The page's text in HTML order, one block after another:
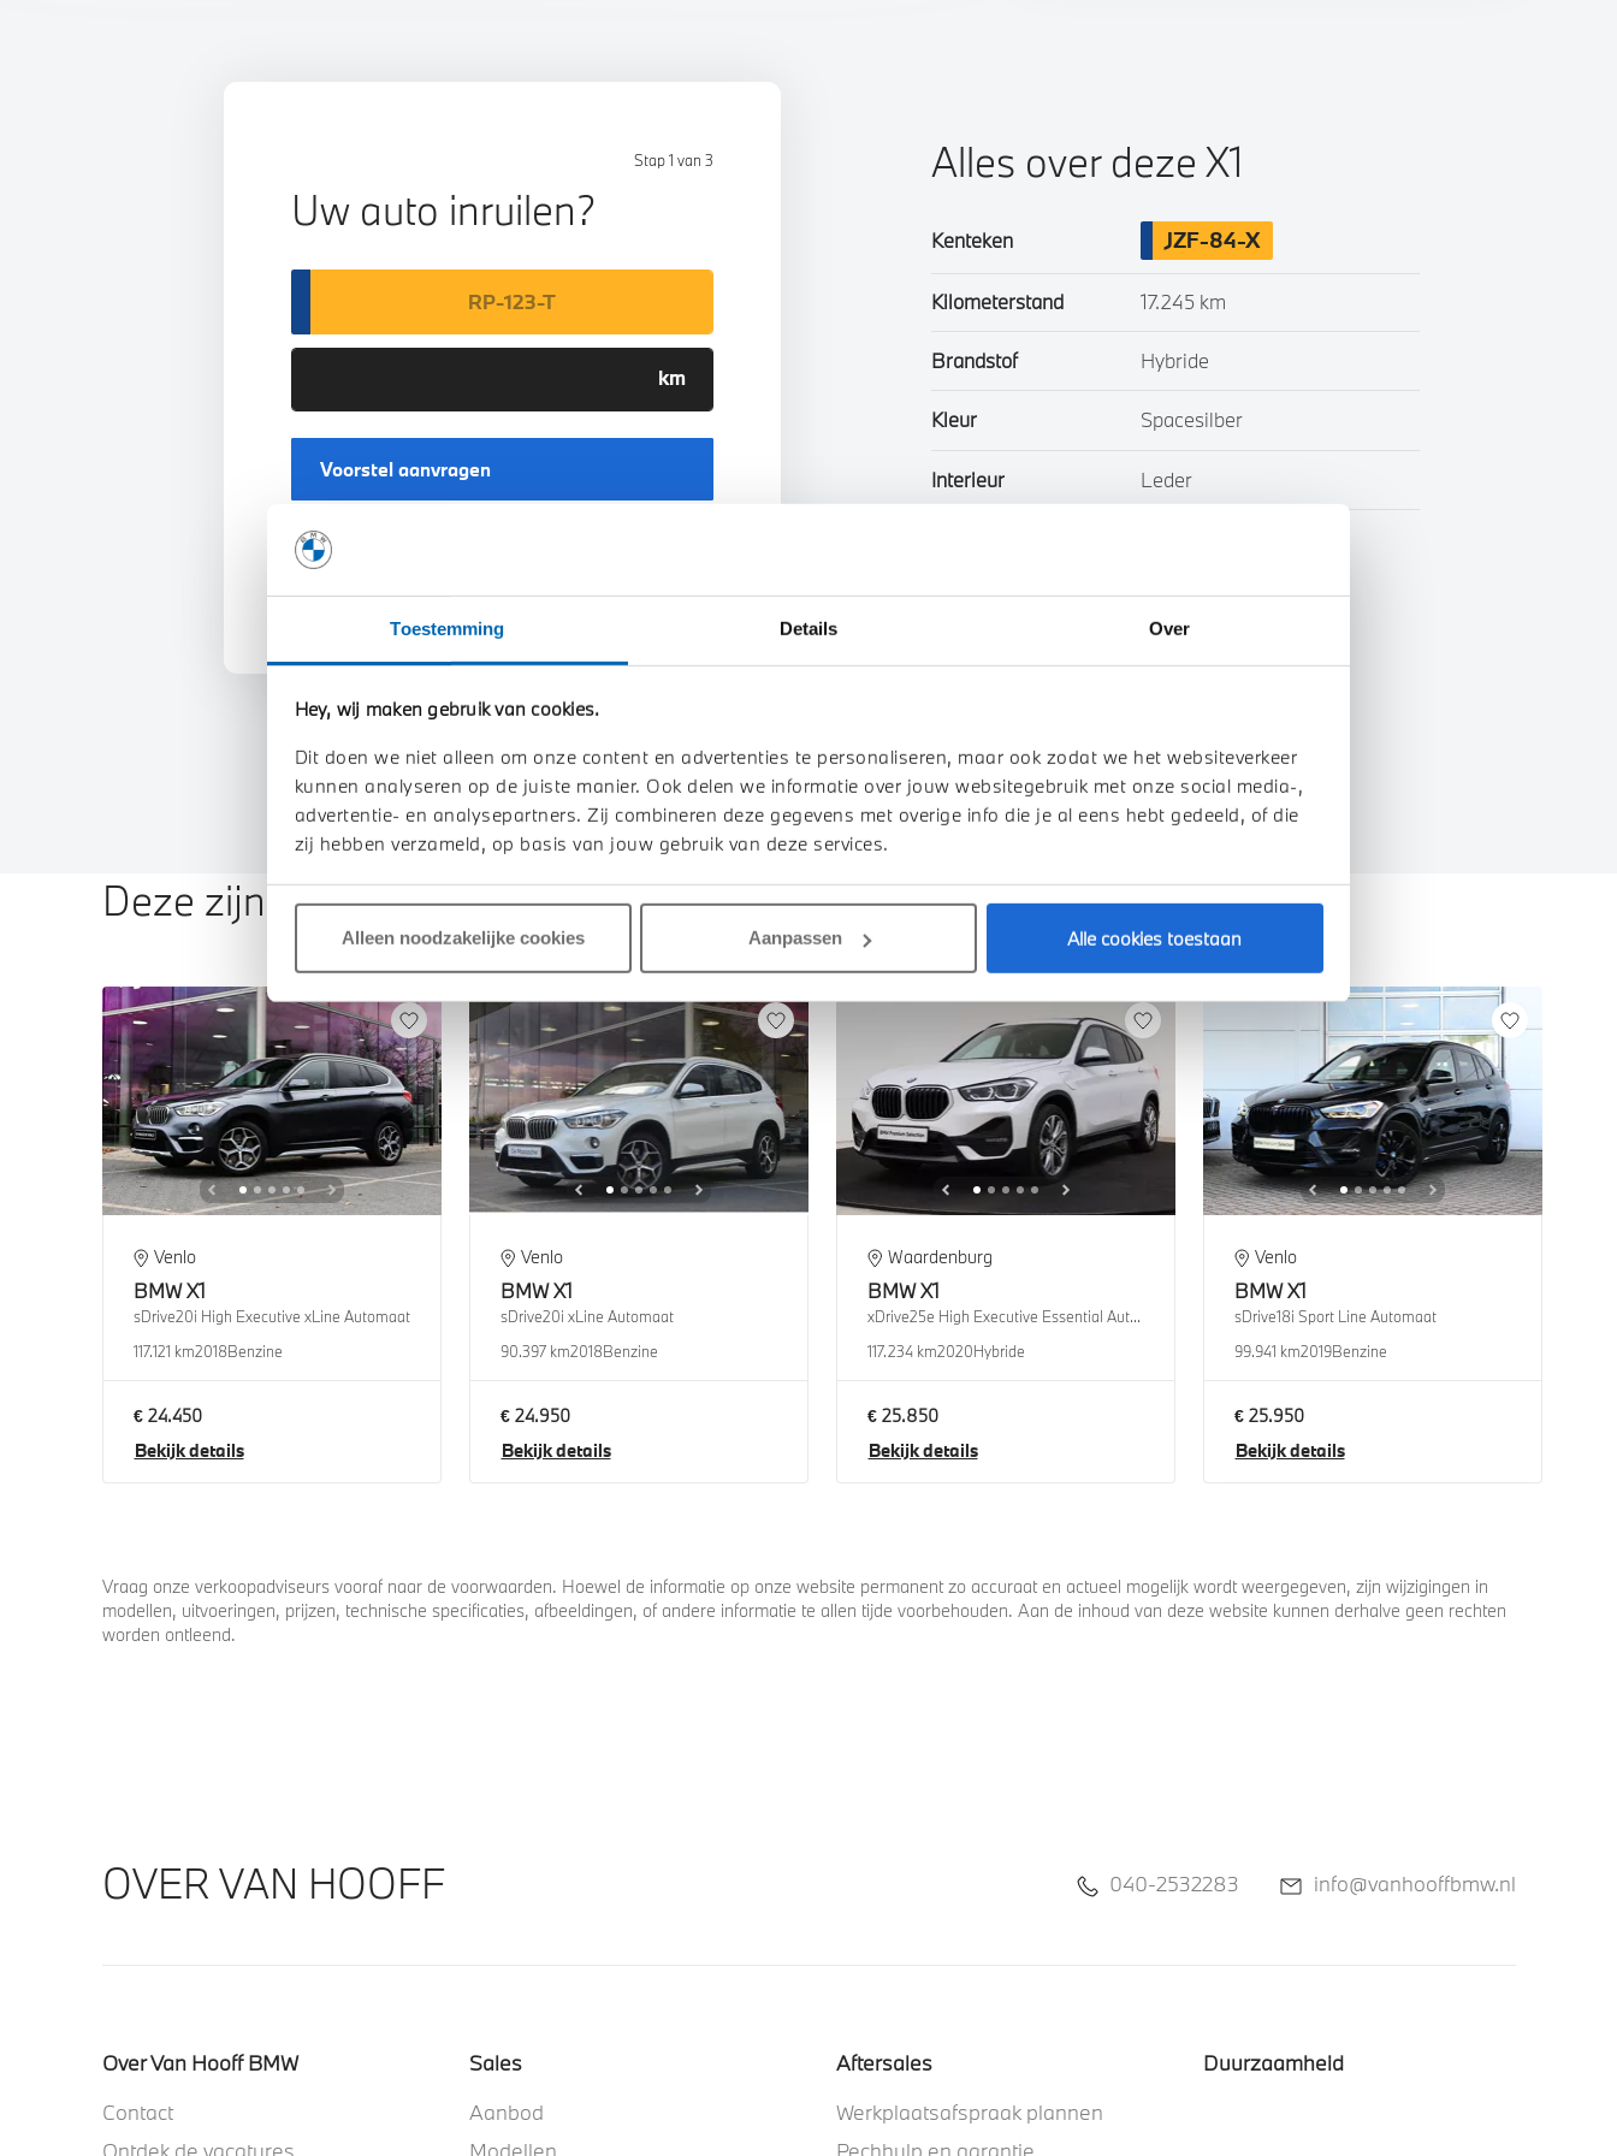
Toestemming Details Over
Hey, wij maken gebruik van cookies.
Dit doen we niet alleen om onze content en advertenties te personaliseren, maar ook zodat we het websiteverkeer
kunnen analyseren op de juiste manier. Ook delen we informatie over jouw websitegebruik met onze social media-,
advertentie- en analysepartners. Zij combineren deze gegevens met overige info die je al eens hebt gedeeld, of die
zij hebben verzameld, op basis van jouw gebruik van deze services.
Alleen noodzakelijke cookies Aanpassen Alle cookies toestaan
Stap 1 van 3
Uw auto inruilen?
Voorstel aanvragen
U vertelt meer over uw auto
We verrekenen de waarde van uw auto
Alles over deze X1
Kenteken JZF-84-X
Kilometerstand 17.245 km
Brandstof Hybride
Kleur Spacesilber
Interieur Leder
Toon alle eigenschappen
Deze zijn vergelijkbaar
Venlo
BMW X1
sDrive20i High Executive xLine Automaat
117.121 km2018Benzine
€ 24.450
Bekijk details
Venlo
BMW X1
sDrive20i xLine Automaat
90.397 km2018Benzine
€ 24.950
Bekijk details
Waardenburg
BMW X1
xDrive25e High Executive Essential Automaat
117.234 km2020Hybride
€ 25.850
Bekijk details
Venlo
BMW X1
sDrive18i Sport Line Automaat
99.941 km2019Benzine
€ 25.950
Bekijk details
Vraag onze verkoopadviseurs vooraf naar de voorwaarden. Hoewel de informatie op onze website permanent zo accuraat en actueel mogelijk wordt weergegeven, zijn wijzigingen in
modellen, uitvoeringen, prijzen, technische specificaties, afbeeldingen, of andere informatie te allen tijde voorbehouden. Aan de inhoud van deze website kunnen derhalve geen rechten
worden ontleend.
OVER VAN HOOFF 040-2532283 info@vanhooffbmw.nl
Over Van Hooff BMW
Contact
Ontdek de vacatures
Sales
Aanbod
Modellen
Aftersales
Werkplaatsafspraak plannen
Pechhulp en garantie
Duurzaamheid